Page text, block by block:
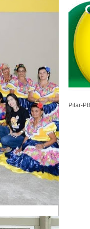
Pilar-PB